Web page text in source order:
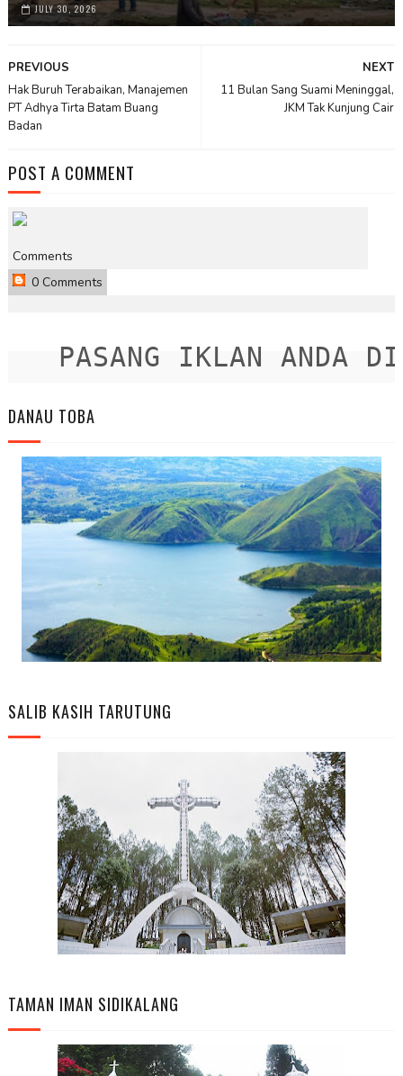
JULY 30, 2026
NEXT
11 Bulan Sang Suami Meninggal,
JKM Tak Kunjung Cair
PREVIOUS
Hak Buruh Terabaikan, Manajemen
PT Adhya Tirta Batam Buang
Badan
POST A COMMENT
Comments
0 Comments
PASANG IKLAN ANDA
DANAU TOBA
SALIB KASIH TARUTUNG
TAMAN IMAN SIDIKALANG